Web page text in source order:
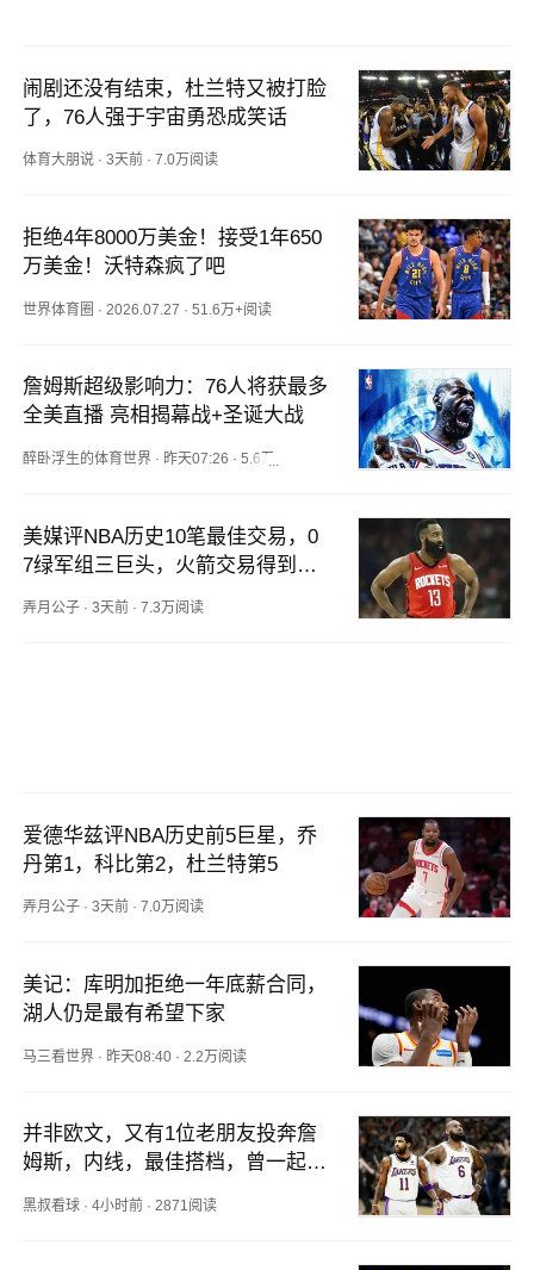
闹剧还没有结束，杜兰特又被打脸
了，76人强于宇宙勇恐成笑话
体育大朋说 ·3天前 ·7.0万阅读
拒绝4年8000万美金！接受1年650
万美金！沃特森疯了吧
世界体育圈 · 2026.07.27 ·51.6万+阅读
詹姆斯超级影响力：76人将获最多
全美直播 亮相揭幕战+圣诞大战
醉卧浮生的体育世界 · 昨天07:26 ·5.6万阅读
美媒评NBA历史10笔最佳交易，0
7绿军组三巨头，火箭交易得到哈
弄月公子 ·3天前 ·7.3万阅读
爱德华兹评NBA历史前5巨星，乔
丹第1，科比第2，杜兰特第5
弄月公子 ·3天前 ·7.0万阅读
美记：库明加拒绝一年底薪合同，
湖人仍是最有希望下家
马三看世界 · 昨天08:40 · 2.2万阅读
并非欧文，又有1位老朋友投奔詹
姆斯，内线，最佳搭档，曾一起夺
黑叔看球 ·4小时前 ·2871阅读